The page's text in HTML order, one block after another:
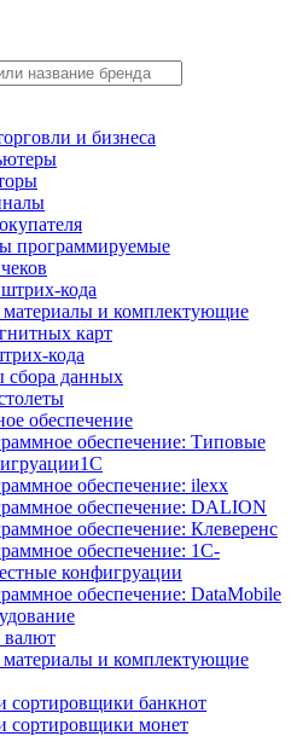
и бизнеса
программируемые
кода
материалы и комплектующие
карт
кода
сбора данных
обеспечение
обеспечение: Типовые
обеспечение: ilexx
обеспечение: DALION
обеспечение: Клеверенс
обеспечение: 1С-
конфигруации
обеспечение: DataMobile
валют
материалы и комплектующие
сортировщики банкнот
сортировщики монет